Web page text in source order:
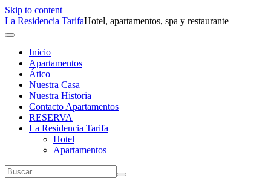
Skip to content
La Residencia TarifaHotel, apartamentos, spa y restaurante
Inicio
Apartamentos
Ático
Nuestra Casa
Nuestra Historia
Contacto Apartamentos
RESERVA
La Residencia Tarifa
Hotel
Apartamentos